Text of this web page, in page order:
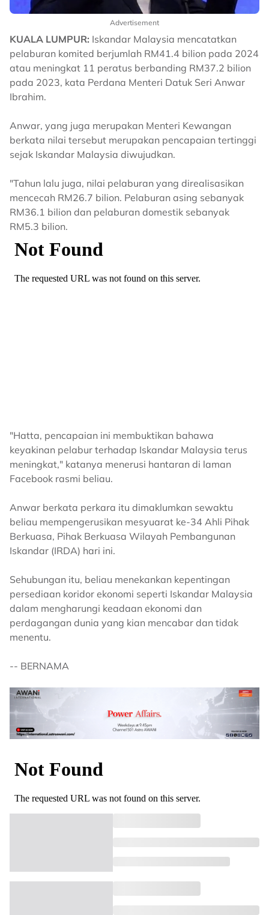
Advertisement
KUALA LUMPUR: Iskandar Malaysia mencatatkan
pelaburan komited berjumlah RM41.4 bilion pada 2024
atau meningkat 11 peratus berbanding RM37.2 bilion
pada 2023, kata Perdana Menteri Datuk Seri Anwar
Ibrahim.
Anwar, yang juga merupakan Menteri Kewangan
berkata nilai tersebut merupakan pencapaian tertinggi
sejak Iskandar Malaysia diwujudkan.
"Tahun lalu juga, nilai pelaburan yang direalisasikan
mencecah RM26.7 bilion. Pelaburan asing sebanyak
RM36.1 bilion dan pelaburan domestik sebanyak
RM5.3 bilion.
"Hatta, pencapaian ini membuktikan bahawa
keyakinan pelabur terhadap Iskandar Malaysia terus
meningkat," katanya menerusi hantaran di laman
Facebook rasmi beliau.
Anwar berkata perkara itu dimaklumkan sewaktu
beliau mempengerusikan mesyuarat ke-34 Ahli Pihak
Berkuasa, Pihak Berkuasa Wilayah Pembangunan
Iskandar (IRDA) hari ini.
Sehubungan itu, beliau menekankan kepentingan
persediaan koridor ekonomi seperti Iskandar Malaysia
dalam mengharungi keadaan ekonomi dan
perdagangan dunia yang kian mencabar dan tidak
menentu.
-- BERNAMA